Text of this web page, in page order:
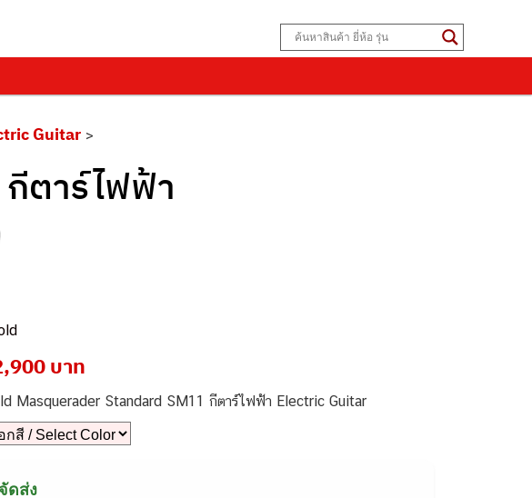
Guitar >
กีตาร์ไฟฟ้า
บาท
Masquerader Standard SM11 กีตาร์ไฟฟ้า Electric Guitar
ดส่ง